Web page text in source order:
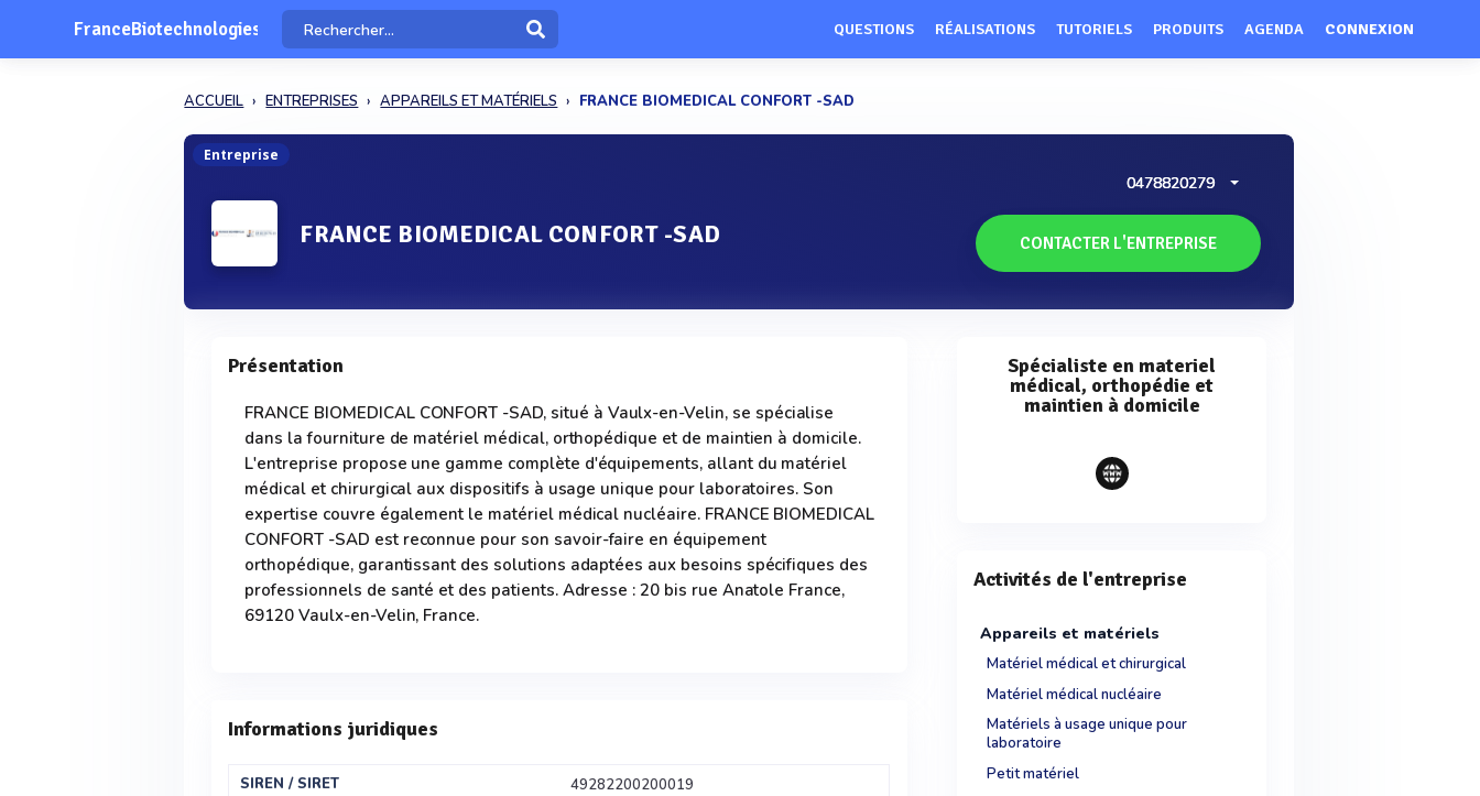
FranceBiotechnologies QUESTIONS RÉALISATIONS TUTORIELS PRODUITS AGENDA CONNEXION
ACCUEIL ENTREPRISES APPAREILS ET MATÉRIELS FRANCE BIOMEDICAL CONFORT -SAD
Entreprise
FRANCE BIOMEDICAL CONFORT -SAD
0478820279
CONTACTER L'ENTREPRISE
Présentation
FRANCE BIOMEDICAL CONFORT -SAD, situé à Vaulx-en-Velin, se spécialise
dans la fourniture de matériel médical, orthopédique et de maintien à domicile.
L'entreprise propose une gamme complète d'équipements, allant du matériel
médical et chirurgical aux dispositifs à usage unique pour laboratoires. Son
expertise couvre également le matériel médical nucléaire. FRANCE BIOMEDICAL
CONFORT -SAD est reconnue pour son savoir-faire en équipement
orthopédique, garantissant des solutions adaptées aux besoins spécifiques des
professionnels de santé et des patients. Adresse : 20 bis rue Anatole France,
69120 Vaulx-en-Velin, France.
Informations juridiques
SIREN / SIRET
49282200200019
Spécialiste en materiel
médical, orthopédie et
maintien à domicile
Activités de l'entreprise
Appareils et matériels
Matériel médical et chirurgical
Matériel médical nucléaire
Matériels à usage unique pour
laboratoire
Petit matériel